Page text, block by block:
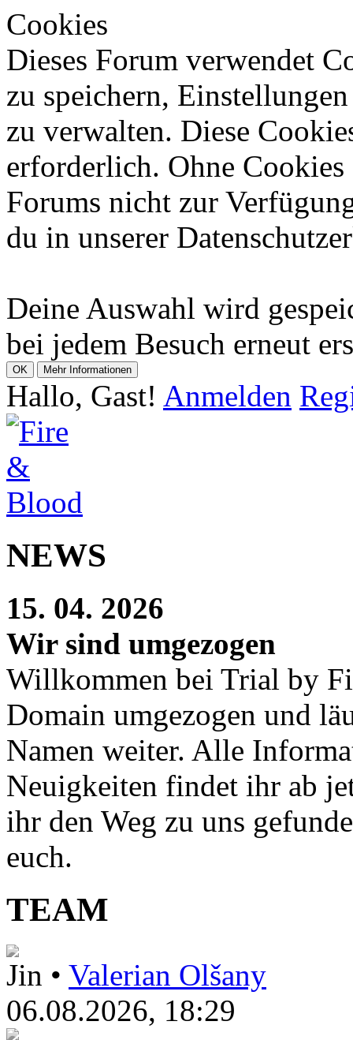
Cookies
Dieses Forum verwendet
zu speichern,
zu verwalten. Diese
erforderlich. Ohne
Forums nicht zur
du in unserer
Deine Auswahl wird
bei jedem Besuch erneut
Hallo, Gast! Anmelden
NEWS
15. 04. 2026
Wir sind umgezogen
Willkommen bei Trial by
Domain umgezogen und
Namen weiter. Alle
Neuigkeiten findet ihr ab
ihr den Weg zu uns
euch.
TEAM
Jin • Valerian Olšany
06.08.2026, 18:29